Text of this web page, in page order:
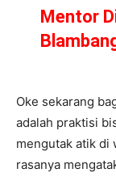
Mentor
Oke sekarang
adalah praktisi
mengutak atik di
rasanya